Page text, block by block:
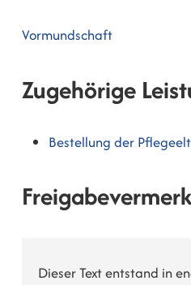
Vormundschaft
Zugehörige
Bestellung der
Dieser Text entstand in